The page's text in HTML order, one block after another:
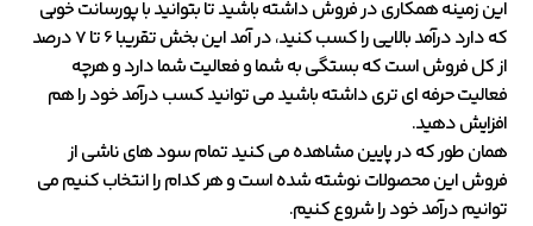
این زمینه همکاری در فروش داشته باشید تا بتوانید با پورسانت خوبی
که دارد درآمد بالایی را کسب کنید، در آمد این بخش تقریبا 6 تا 7 درصد
از کل فروش است که بستگی به شما و فعالیت شما دارد و هرچه
فعالیت حرفه ای تری داشته باشید می توانید کسب درآمد خود را هم
افزایش دهید.
همان طور که در پایین مشاهده می کنید تمام سود های ناشی از
فروش این محصولات نوشته شده است و هر کدام را انتخاب کنیم می
توانیم درآمد خود را شروع کنیم.